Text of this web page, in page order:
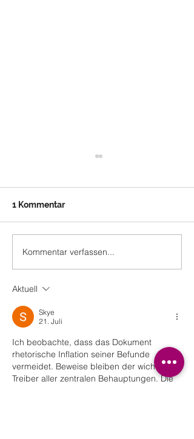
16.06.2023
Schlagersause
1 Kommentar
Kommentar verfassen...
Aktuell
Skye
21. Juli
Ich beobachte, dass das Dokument
rhetorische Inflation seiner Befunde
vermeidet. Beweise bleiben der wichtigste
Treiber aller zentralen Behauptungen. Die